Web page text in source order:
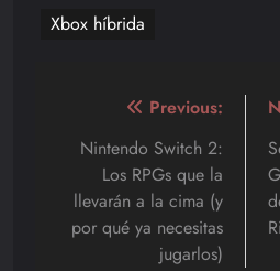
Xbox híbrida
Navegación
de
entradas
Previous:
Nintendo Switch 2:
Los RPGs que la
llevarán a la cima (y
por qué ya necesitas
jugarlos)